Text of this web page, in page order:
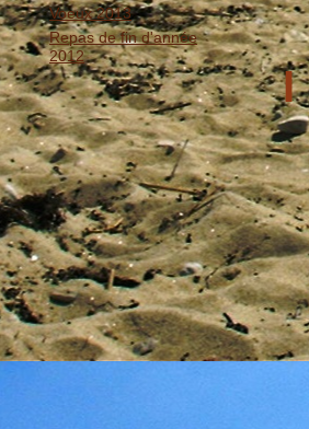
Voeux 2013
Repas de fin d'année
2012
I